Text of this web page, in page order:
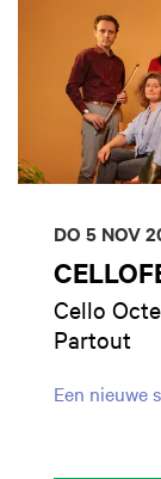
Cello
Partout
Een nieuwe
DO 5 NOV